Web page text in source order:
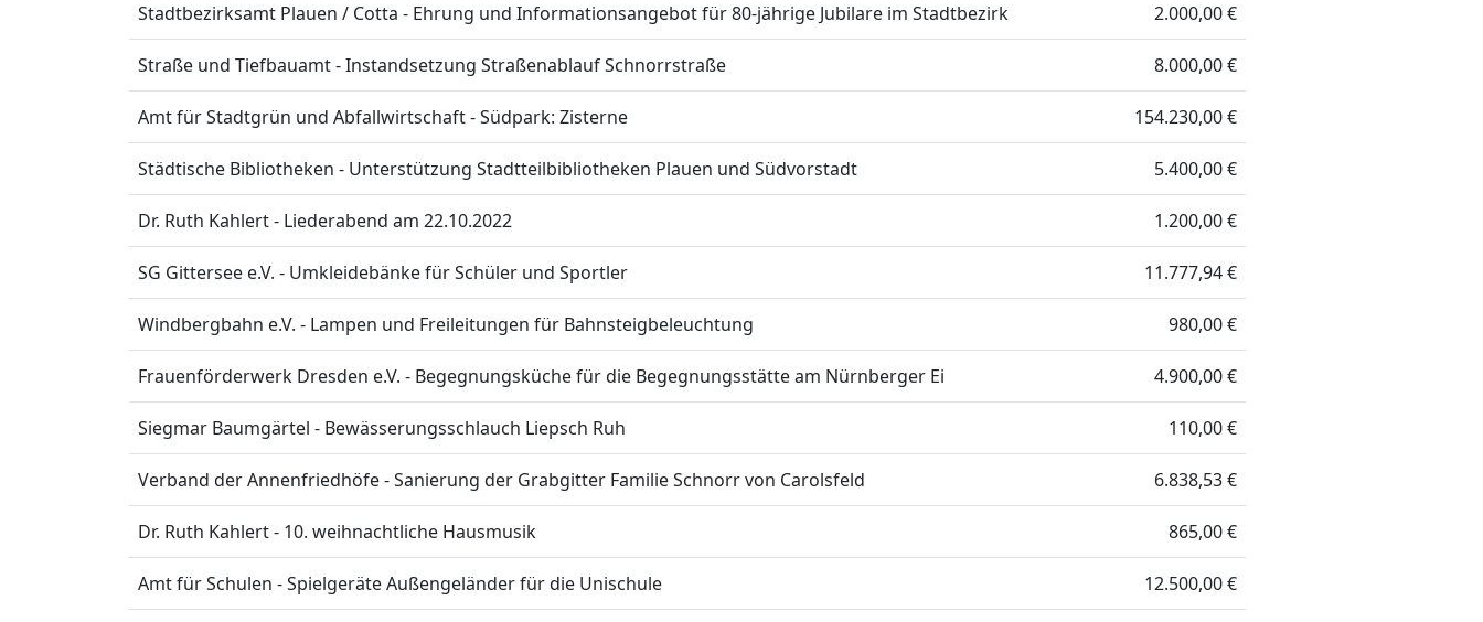
Stadtbezirksamt Plauen / Cotta - Ehrung und Informationsangebot für 80-jährige Jubilare im Stadtbezirk 2.000,00 €
Straße und Tiefbauamt - Instandsetzung Straßenablauf Schnorrstraße 8.000,00 €
Amt für Stadtgrün und Abfallwirtschaft - Südpark: Zisterne 154.230,00 €
Städtische Bibliotheken - Unterstützung Stadtteilbibliotheken Plauen und Südvorstadt 5.400,00 €
Dr. Ruth Kahlert - Liederabend am 22.10.2022 1.200,00 €
SG Gittersee e.V. - Umkleidebänke für Schüler und Sportler 11.777,94 €
Windbergbahn e.V. - Lampen und Freileitungen für Bahnsteigbeleuchtung 980,00 €
Frauenförderwerk Dresden e.V. - Begegnungsküche für die Begegnungsstätte am Nürnberger Ei 4.900,00 €
Siegmar Baumgärtel - Bewässerungsschlauch Liepsch Ruh 110,00 €
Verband der Annenfriedhöfe - Sanierung der Grabgitter Familie Schnorr von Carolsfeld 6.838,53 €
Dr. Ruth Kahlert - 10. weihnachtliche Hausmusik 865,00 €
Amt für Schulen - Spielgeräte Außengeländer für die Unischule 12.500,00 €